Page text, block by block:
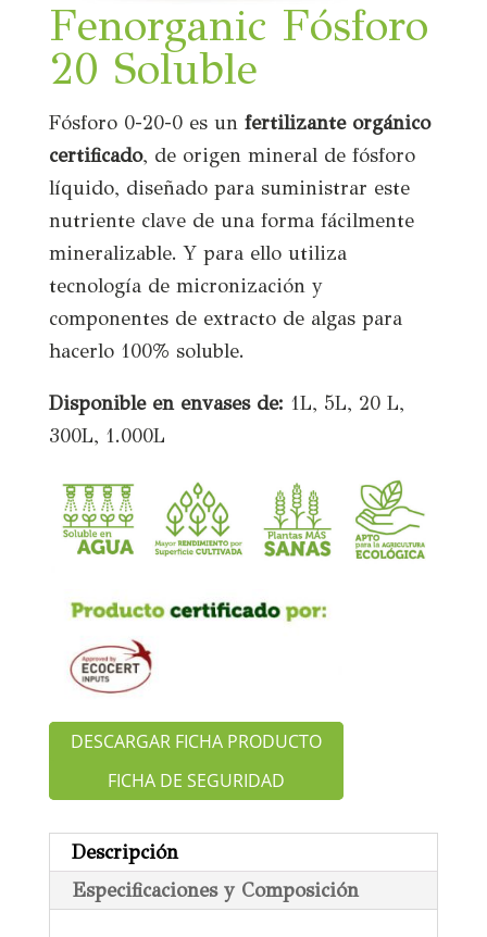
Fenorganic Fósforo
20 Soluble
Fósforo 0-20-0 es un fertilizante orgánico
certificado, de origen mineral de fósforo
líquido, diseñado para suministrar este
nutriente clave de una forma fácilmente
mineralizable. Y para ello utiliza
tecnología de micronización y
componentes de extracto de algas para
hacerlo 100% soluble.
Disponible en envases de: 1L, 5L, 20 L,
300L, 1.000L
DESCARGAR FICHA PRODUCTO
FICHA DE SEGURIDAD
Descripción
Especificaciones y Composición